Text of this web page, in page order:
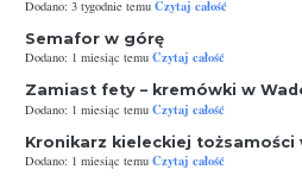
Dodano: 3 tygodnie temu Czytaj całość
Semafor w górę
Dodano: 1 miesiąc temu Czytaj całość
Zamiast fety – kremówki w
Dodano: 1 miesiąc temu Czytaj całość
Kronikarz kieleckiej tożsamości
Dodano: 1 miesiąc temu Czytaj całość